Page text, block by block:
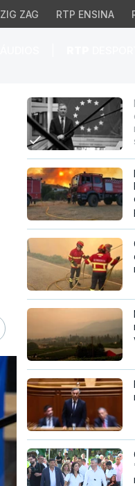
ZAG RTP ENSINA
Reino